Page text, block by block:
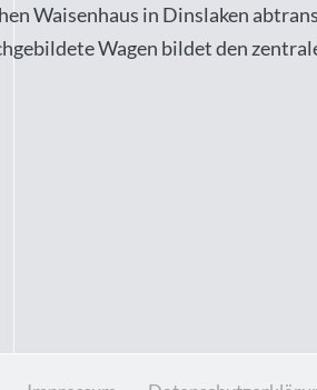
Waisenhaus in Dinslaken
Wagen bildet den